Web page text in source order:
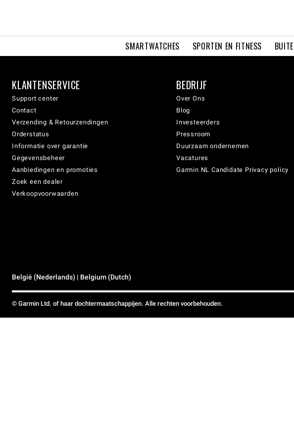
SMARTWATCHES SPORTEN EN FITNESS
KLANTENSERVICE
Support center
Contact
Verzending & Retourzendingen
Orderstatus
Informatie over garantie
Gegevensbeheer
Aanbiedingen en promoties
Zoek een dealer
Verkoopvoorwaarden
BEDRIJF
Over Ons
Blog
Investeerders
Pressroom
Duurzaam ondernemen
Vacatures
Garmin NL Candidate Privacy policy
België (Nederlands) | Belgium (Dutch)
© Garmin Ltd. of haar dochtermaatschappijen. Alle rechten voorbehouden.